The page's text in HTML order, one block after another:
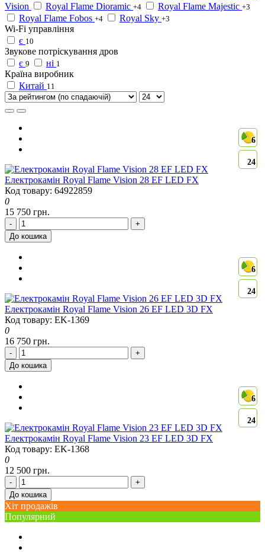
Vision
Royal Flame Dioramic +4 Royal Flame Majestic +3
Royal Flame Fobos +4 Royal Sky +3
Wi-Fi управління
є 10
Звукове потріскування дров
є 9 ні 1
Країна виробник
Китай 11
6
24
Електрокамін Royal Flame Vision 28 EF LED FX
Код товару: 64922859
0
15 750 грн.
-
+
До кошика
6
24
Електрокамін Royal Flame Vision 26 EF LED 3D FX
Код товару: EK-1369
0
16 750 грн.
-
+
До кошика
6
24
Електрокамін Royal Flame Vision 23 EF LED 3D FX
Код товару: EK-1368
0
12 500 грн.
-
+
До кошика
Хіт продажів
Популярний